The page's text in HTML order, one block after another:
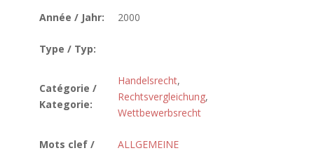
Année / Jahr: 2000
Type / Typ:
Catégorie /
Kategorie:
Handelsrecht,
Rechtsvergleichung,
Wettbewerbsrecht
Mots clef /
ALLGEMEINE